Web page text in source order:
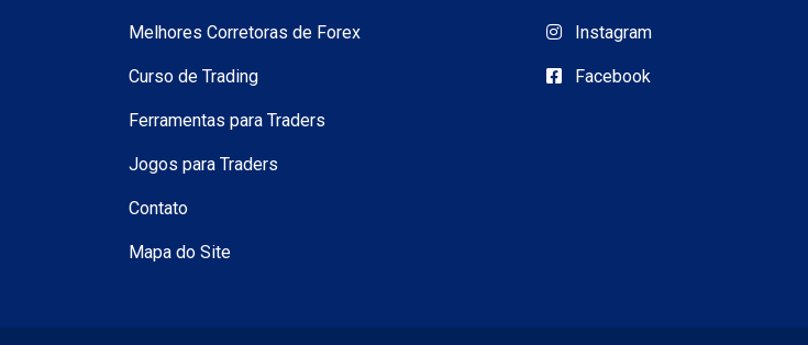
Melhores Corretoras de Forex
Curso de Trading
Ferramentas para Traders
Jogos para Traders
Contato
Mapa do Site
Instagram
Facebook